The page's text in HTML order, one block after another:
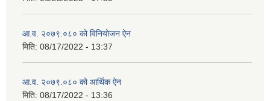
आ.व. २०७९.०८० को विनियोजन ऐन
मिति: 08/17/2022 - 13:37
आ.व. २०७९.०८० को आर्थिक ऐन
मिति: 08/17/2022 - 13:36